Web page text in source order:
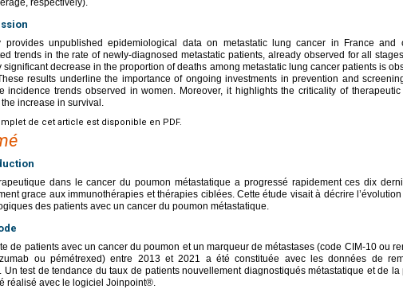
provides unpublished epidemiological data on metastatic lung cancer in France and
trends in the rate of newly-diagnosed metastatic patients, already observed for all
significant decrease in the proportion of deaths among metastatic lung cancer patients is
results underline the importance of ongoing investments in prevention and
incidence trends observed in women. Moreover, it highlights the criticality of
increase in survival.
de cet article est disponible en PDF.
dans le cancer du poumon métastatique a progressé rapidement ces dix
grace aux immunothérapies et thérapies ciblées. Cette étude visait à décrire
des patients avec un cancer du poumon métastatique.
de patients avec un cancer du poumon et un marqueur de métastases (code CIM-10 ou
ou pémétrexed) entre 2013 et 2021 a été constituée avec les données de
Un test de tendance du taux de patients nouvellement diagnostiqués métastatique et de la
réalisé avec le logiciel Joinpoint®.